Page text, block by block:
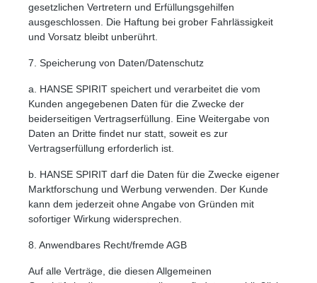
gesetzlichen Vertretern und Erfüllungsgehilfen
ausgeschlossen. Die Haftung bei grober Fahrlässigkeit
und Vorsatz bleibt unberührt.
7. Speicherung von Daten/Datenschutz
a. HANSE SPIRIT speichert und verarbeitet die vom
Kunden angegebenen Daten für die Zwecke der
beiderseitigen Vertragserfüllung. Eine Weitergabe von
Daten an Dritte findet nur statt, soweit es zur
Vertragserfüllung erforderlich ist.
b. HANSE SPIRIT darf die Daten für die Zwecke eigener
Marktforschung und Werbung verwenden. Der Kunde
kann dem jederzeit ohne Angabe von Gründen mit
sofortiger Wirkung widersprechen.
8. Anwendbares Recht/fremde AGB
Auf alle Verträge, die diesen Allgemeinen
Animationen stoppen Überschriften hervorheben